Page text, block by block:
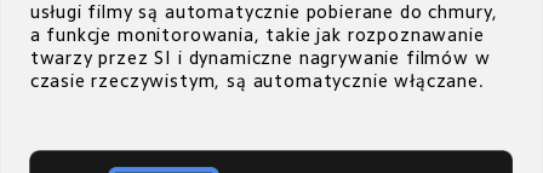
usługi filmy są automatycznie pobierane do chmury,
a funkcje monitorowania, takie jak rozpoznawanie
twarzy przez SI i dynamiczne nagrywanie filmów w
czasie rzeczywistym, są automatycznie włączane.